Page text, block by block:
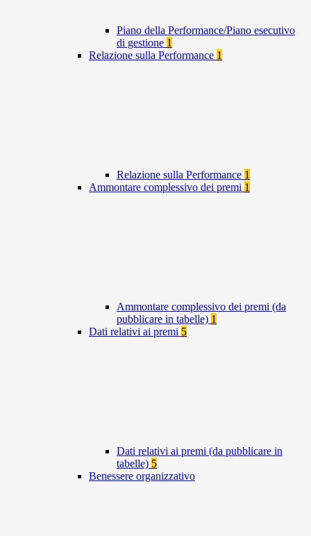
Piano della Performance/Piano esecutivo
di gestione 1
Relazione sulla Performance 1
Relazione sulla Performance 1
Ammontare complessivo dei premi 1
Ammontare complessivo dei premi (da
pubblicare in tabelle) 1
Dati relativi ai premi 5
Dati relativi ai premi (da pubblicare in
tabelle) 5
Benessere organizzativo